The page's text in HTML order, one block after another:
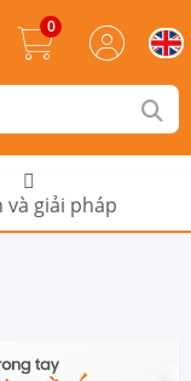
0
và giải pháp